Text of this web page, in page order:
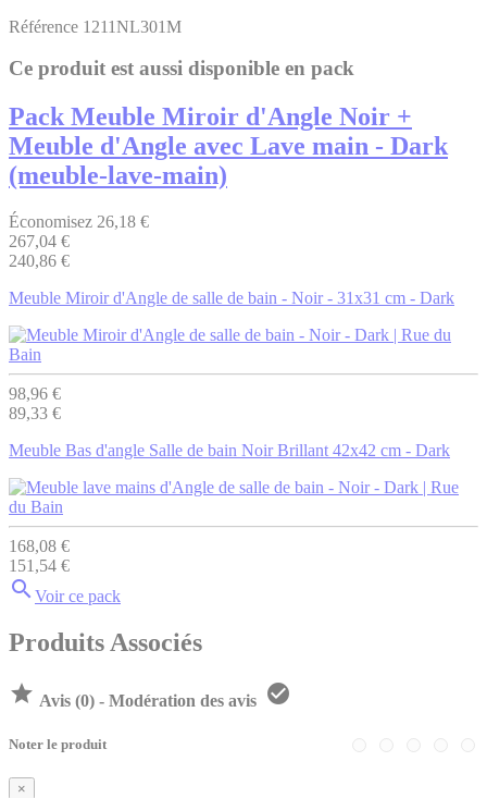
Référence 1211NL301M
Ce produit est aussi disponible en pack
Pack Meuble Miroir d'Angle Noir +
Meuble d'Angle avec Lave main - Dark
(meuble-lave-main)
Économisez 26,18 €
267,04 €
240,86 €
Meuble Miroir d'Angle de salle de bain - Noir - 31x31 cm - Dark
98,96 €
89,33 €
Meuble Bas d'angle Salle de bain Noir Brillant 42x42 cm - Dark
168,08 €
151,54 €
 Voir ce pack
Produits Associés
 Avis (0) - Modération des avis 
Noter le produit
×